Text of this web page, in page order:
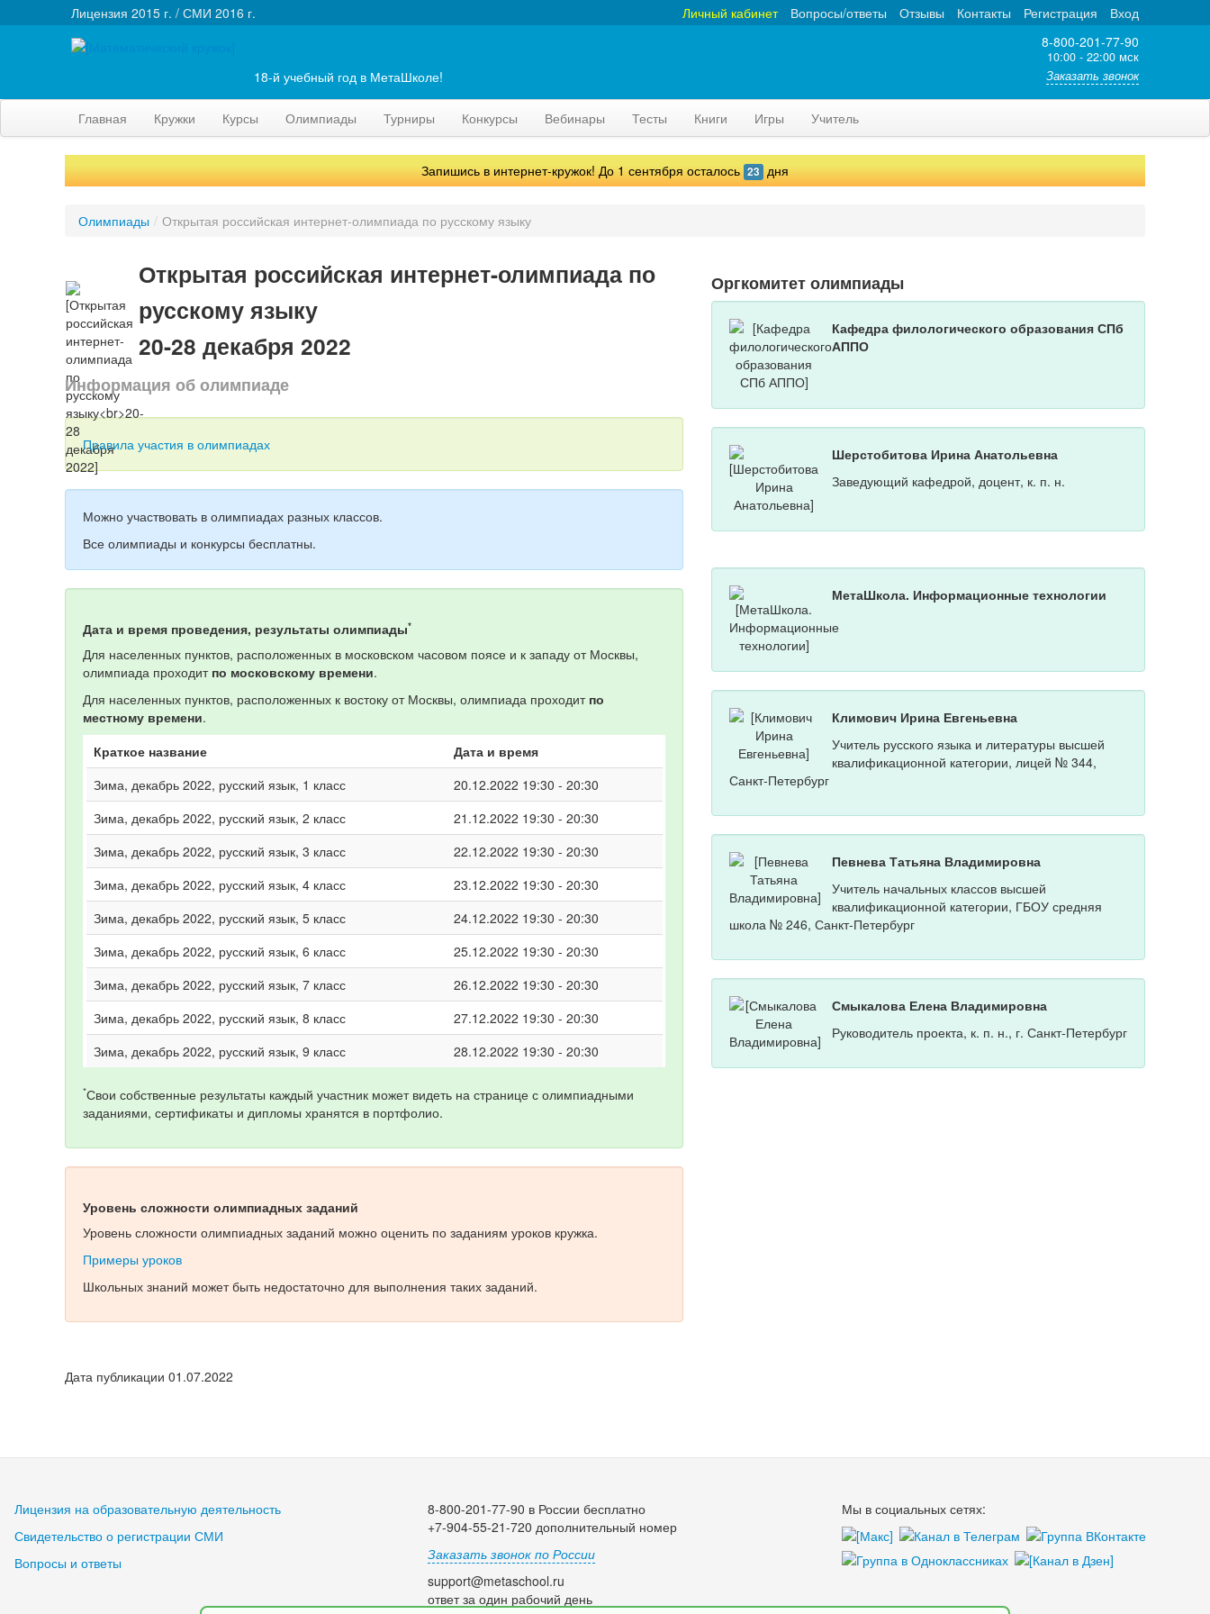
Лицензия 2015 г. / СМИ 2016 г. Вход
Регистрация
Контакты
Отзывы
Вопросы/ответы
Личный кабинет
8-800-201-77-90
10:00 - 22:00 мск
Заказать звонок
18-й учебный год в МетаШколе!
Главная Кружки Курсы Олимпиады Турниры Конкурсы Вебинары Тесты Книги Игры Учитель
Запишись в интернет-кружок! До 1 сентября осталось 23 дня
Олимпиады / Открытая российская интернет-олимпиада по русскому языку
Открытая российская интернет-олимпиада по
русскому языку
20-28 декабря 2022
Информация об олимпиаде
Правила участия в олимпиадах
Можно участвовать в олимпиадах разных классов.
Все олимпиады и конкурсы бесплатны.
Дата и время проведения, результаты олимпиады*
Для населенных пунктов, расположенных в московском часовом поясе и к западу от Москвы,
олимпиада проходит по московскому времени.
Для населенных пунктов, расположенных к востоку от Москвы, олимпиада проходит по
местному времени.
Краткое название
Дата и время
Зима, декабрь 2022, русский язык, 1 класс
20.12.2022 19:30 - 20:30
Зима, декабрь 2022, русский язык, 2 класс
21.12.2022 19:30 - 20:30
Зима, декабрь 2022, русский язык, 3 класс
22.12.2022 19:30 - 20:30
Зима, декабрь 2022, русский язык, 4 класс
23.12.2022 19:30 - 20:30
Зима, декабрь 2022, русский язык, 5 класс
24.12.2022 19:30 - 20:30
Зима, декабрь 2022, русский язык, 6 класс
25.12.2022 19:30 - 20:30
Зима, декабрь 2022, русский язык, 7 класс
26.12.2022 19:30 - 20:30
Зима, декабрь 2022, русский язык, 8 класс
27.12.2022 19:30 - 20:30
Зима, декабрь 2022, русский язык, 9 класс
28.12.2022 19:30 - 20:30
*Свои собственные результаты каждый участник может видеть на странице с олимпиадными
заданиями, сертификаты и дипломы хранятся в портфолио.
Уровень сложности олимпиадных заданий
Уровень сложности олимпиадных заданий можно оценить по заданиям уроков кружка.
Примеры уроков
Школьных знаний может быть недостаточно для выполнения таких заданий.
Оргкомитет олимпиады
Кафедра филологического образования СПб
АППО
Шерстобитова Ирина Анатольевна
Заведующий кафедрой, доцент, к. п. н.
МетаШкола. Информационные технологии
Климович Ирина Евгеньевна
Учитель русского языка и литературы высшей
квалификационной категории, лицей № 344,
Санкт-Петербург
Певнева Татьяна Владимировна
Учитель начальных классов высшей
квалификационной категории, ГБОУ средняя
школа № 246, Санкт-Петербург
Смыкалова Елена Владимировна
Руководитель проекта, к. п. н., г. Санкт-Петербург
Дата публикации 01.07.2022
Лицензия на образовательную деятельность
Свидетельство о регистрации СМИ
Вопросы и ответы
8-800-201-77-90 в России бесплатно
+7-904-55-21-720 дополнительный номер
Заказать звонок по России
support@metaschool.ru
ответ за один рабочий день
Мы в социальных сетях: